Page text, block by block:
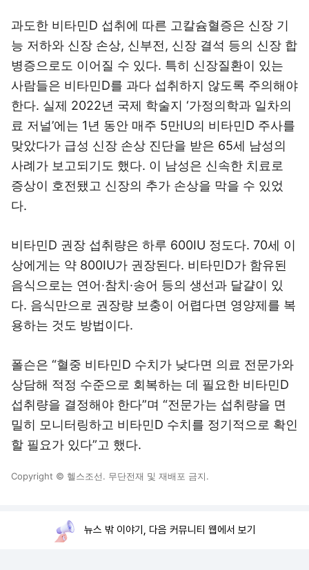
과도한 비타민D 섭취에 따른 고칼슘혈증은 신장 기
능 저하와 신장 손상, 신부전, 신장 결석 등의 신장 합
병증으로도 이어질 수 있다. 특히 신장질환이 있는
사람들은 비타민D를 과다 섭취하지 않도록 주의해야
한다. 실제 2022년 국제 학술지 ‘가정의학과 일차의
료 저널’에는 1년 동안 매주 5만IU의 비타민D 주사를
맞았다가 급성 신장 손상 진단을 받은 65세 남성의
사례가 보고되기도 했다. 이 남성은 신속한 치료로
증상이 호전됐고 신장의 추가 손상을 막을 수 있었
다.
비타민D 권장 섭취량은 하루 600IU 정도다. 70세 이
상에게는 약 800IU가 권장된다. 비타민D가 함유된
음식으로는 연어·참치·송어 등의 생선과 달걀이 있
다. 음식만으로 권장량 보충이 어렵다면 영양제를 복
용하는 것도 방법이다.
폴슨은 “혈중 비타민D 수치가 낮다면 의료 전문가와
상담해 적정 수준으로 회복하는 데 필요한 비타민D
섭취량을 결정해야 한다”며 “전문가는 섭취량을 면
밀히 모니터링하고 비타민D 수치를 정기적으로 확인
할 필요가 있다”고 했다.
Copyright © 헬스조선. 무단전재 및 재배포 금지.
뉴스 밖 이야기, 다음 커뮤니티 웹에서 보기